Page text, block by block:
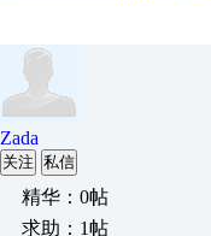
Zada
关注 私信
精华：0帖
求助：1帖